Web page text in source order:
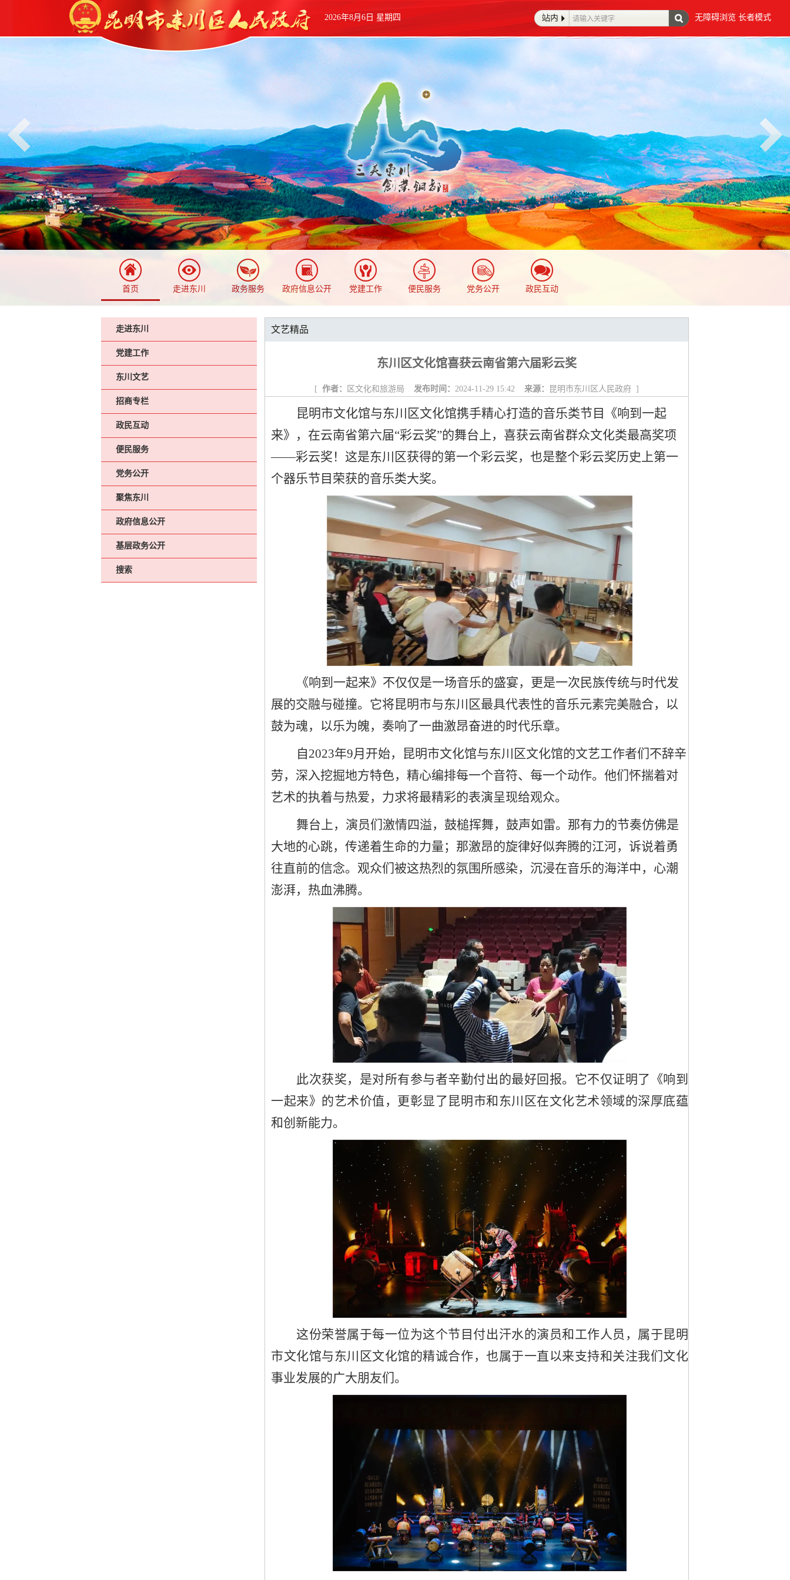
无障碍浏览 长者模式
2026年8月6日 星期四
首页 走进东川 政务服务 政府信息公开 党建工作 便民服务 党务公开 政民互动
走进东川
党建工作
东川文艺
招商专栏
政民互动
便民服务
党务公开
聚焦东川
政府信息公开
基层政务公开
搜索
文艺精品
东川区文化馆喜获云南省第六届彩云奖
[ 作者： 区文化和旅游局 发布时间： 2024-11-29 15:42 来源： 昆明市东川区人民政府 ]
昆明市文化馆与东川区文化馆携手精心打造的音乐类节目《响到一起
来》，在云南省第六届“彩云奖”的舞台上，喜获云南省群众文化类最高奖项
——彩云奖！这是东川区获得的第一个彩云奖，也是整个彩云奖历史上第一
个器乐节目荣获的音乐类大奖。
《响到一起来》不仅仅是一场音乐的盛宴，更是一次民族传统与时代发
展的交融与碰撞。它将昆明市与东川区最具代表性的音乐元素完美融合，以
鼓为魂，以乐为魄，奏响了一曲激昂奋进的时代乐章。
自2023年9月开始，昆明市文化馆与东川区文化馆的文艺工作者们不辞辛
劳，深入挖掘地方特色，精心编排每一个音符、每一个动作。他们怀揣着对
艺术的执着与热爱，力求将最精彩的表演呈现给观众。
舞台上，演员们激情四溢，鼓槌挥舞，鼓声如雷。那有力的节奏仿佛是
大地的心跳，传递着生命的力量；那激昂的旋律好似奔腾的江河，诉说着勇
往直前的信念。观众们被这热烈的氛围所感染，沉浸在音乐的海洋中，心潮
澎湃，热血沸腾。
此次获奖，是对所有参与者辛勤付出的最好回报。它不仅证明了《响到
一起来》的艺术价值，更彰显了昆明市和东川区在文化艺术领域的深厚底蕴
和创新能力。
这份荣誉属于每一位为这个节目付出汗水的演员和工作人员，属于昆明
市文化馆与东川区文化馆的精诚合作，也属于一直以来支持和关注我们文化
事业发展的广大朋友们。